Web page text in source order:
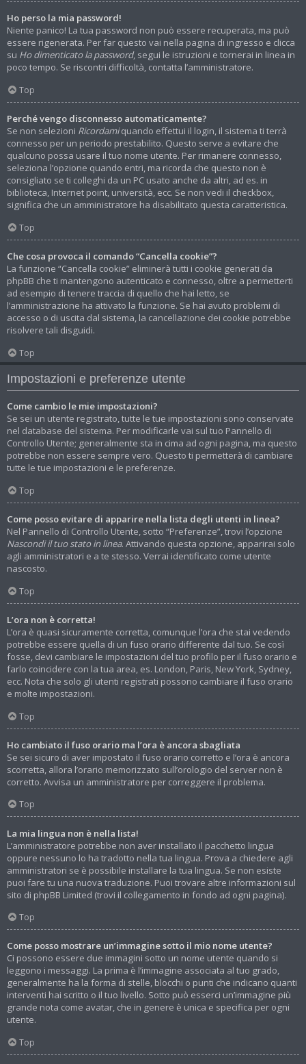
Ho perso la mia password!
Niente panico! La tua password non può essere recuperata, ma può
essere rigenerata. Per far questo vai nella pagina di ingresso e clicca
su Ho dimenticato la password, segui le istruzioni e tornerai in linea in
poco tempo. Se riscontri difficoltà, contatta l’amministratore.
Top
Perché vengo disconnesso automaticamente?
Se non selezioni Ricordamiquando effettui il login, il sistema ti terrà
connesso per un periodo prestabilito. Questo serve a evitare che
qualcuno possa usare il tuo nome utente. Per rimanere connesso,
seleziona l’opzione quando entri, ma ricorda che questo non è
consigliato se ti colleghi da un PC usato anche da altri, ad es. in
biblioteca, Internet point, università, ecc. Se non vedi il checkbox,
significa che un amministratore ha disabilitato questa caratteristica.
Top
Che cosa provoca il comando “Cancella cookie”?
La funzione “Cancella cookie” eliminerà tutti i cookie generati da
phpBB che ti mantengono autenticato e connesso, oltre a permetterti
ad esempio di tenere traccia di quello che hai letto, se
l’amministrazione ha attivato la funzione. Se hai avuto problemi di
accesso o di uscita dal sistema, la cancellazione dei cookie potrebbe
risolvere tali disguidi.
Top
Impostazioni e preferenze utente
Come cambio le mie impostazioni?
Se sei un utente registrato, tutte le tue impostazioni sono conservate
nel database del sistema. Per modificarle vai sul tuo Pannello di
Controllo Utente; generalmente sta in cima ad ogni pagina, ma questo
potrebbe non essere sempre vero. Questo ti permetterà di cambiare
tutte le tue impostazioni e le preferenze.
Top
Come posso evitare di apparire nella lista degli utenti in linea?
Nel Pannello di Controllo Utente, sotto “Preferenze”, trovi l’opzione
Nascondi il tuo stato in linea. Attivando questa opzione, apparirai solo
agli amministratori e a te stesso. Verrai identificato come utente
nascosto.
Top
L’ora non è corretta!
L’ora è quasi sicuramente corretta, comunque l’ora che stai vedendo
potrebbe essere quella di un fuso orario differente dal tuo. Se così
fosse, devi cambiare le impostazioni del tuo profilo per il fuso orario e
farlo coincidere con la tua area, es. London, Paris, New York, Sydney,
ecc. Nota che solo gli utenti registrati possono cambiare il fuso orario
e molte impostazioni.
Top
Ho cambiato il fuso orario ma l’ora è ancora sbagliata
Se sei sicuro di aver impostato il fuso orario corretto e l’ora è ancora
scorretta, allora l’orario memorizzato sull’orologio del server non è
corretto. Avvisa un amministratore per correggere il problema.
Top
La mia lingua non è nella lista!
L’amministratore potrebbe non aver installato il pacchetto lingua
oppure nessuno lo ha tradotto nella tua lingua. Prova a chiedere agli
amministratori se è possibile installare la tua lingua. Se non esiste
puoi fare tu una nuova traduzione. Puoi trovare altre informazioni sul
sito di phpBB Limited (trovi il collegamento in fondo ad ogni pagina).
Top
Come posso mostrare un’immagine sotto il mio nome utente?
Ci possono essere due immagini sotto un nome utente quando si
leggono i messaggi. La prima è l’immagine associata al tuo grado,
generalmente ha la forma di stelle, blocchi o punti che indicano quanti
interventi hai scritto o il tuo livello. Sotto può esserci un’immagine più
grande nota come avatar, che in genere è unica e specifica per ogni
utente.
Top